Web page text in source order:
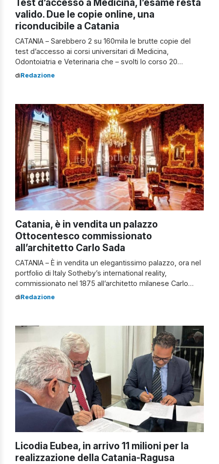
valido. Due le copie online, una
riconducibile a Catania
CATANIA – Sarebbero 2 su 160mila le brutte copie del
test d’accesso ai corsi universitari di Medicina,
Odontoiatria e Veterinaria che – svolti lo corso 20
novembre – avrebbero fatto il giro del web. Lo si evince
online di immagini relative […]
diRedazione
Catania, è in vendita un palazzo
Ottocentesco commissionato
all’architetto Carlo Sada
CATANIA – È in vendita un elegantissimo palazzo, ora nel
portfolio di Italy Sotheby’s international reality,
commissionato nel 1875 all’architetto milanese Carlo
Sada, che conferma il capoluogo etneo come massima
affacciato su via Etnea, si distingue per la maestosità
della sue facciate […]
diRedazione
Licodia Eubea, in arrivo 11 milioni per la
realizzazione della Catania-Ragusa